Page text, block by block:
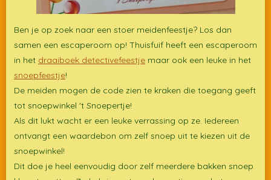
Ben je op zoek naar een stoer meidenfeestje? Los dan
samen een escaperoom op! Thuisfuif heeft een escaperoom
in het draaiboek detectivefeestje maar ook een leuke in het
snoepfeestje!
De meiden mogen de code zien te kraken die toegang geeft
tot snoepwinkel 't Snoepertje!
Als dit lukt wacht er een leuke verrassing op ze. Iedereen
ontvangt een waardebon om zelf snoep uit te kiezen uit de
snoepwinkel!
Dit doe je heel eenvoudig door zelf meerdere bakken snoep